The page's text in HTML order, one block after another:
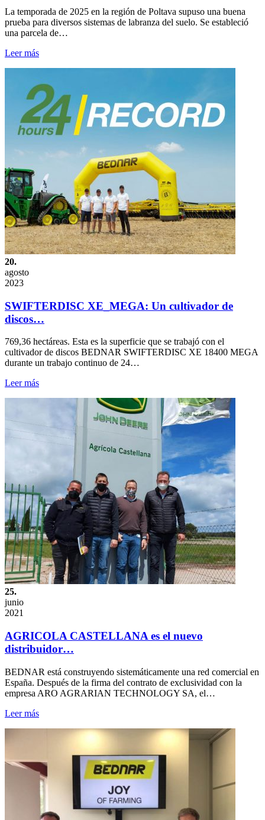
La temporada de 2025 en la región de Poltava supuso una buena
prueba para diversos sistemas de labranza del suelo. Se estableció
una parcela de…
Leer más
20.
agosto
2023
SWIFTERDISC XE_MEGA: Un cultivador de
discos…
769,36 hectáreas. Esta es la superficie que se trabajó con el
cultivador de discos BEDNAR SWIFTERDISC XE 18400 MEGA
durante un trabajo continuo de 24…
Leer más
25.
junio
2021
AGRICOLA CASTELLANA es el nuevo
distribuidor…
BEDNAR está construyendo sistemáticamente una red comercial en
España. Después de la firma del contrato de exclusividad con la
empresa ARO AGRARIAN TECHNOLOGY SA, el…
Leer más